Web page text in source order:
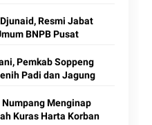
Resmi Jabat
BNPB Pusat
Pemkab Soppeng
Padi dan Jagung
Menginap
Kuras Harta Korban